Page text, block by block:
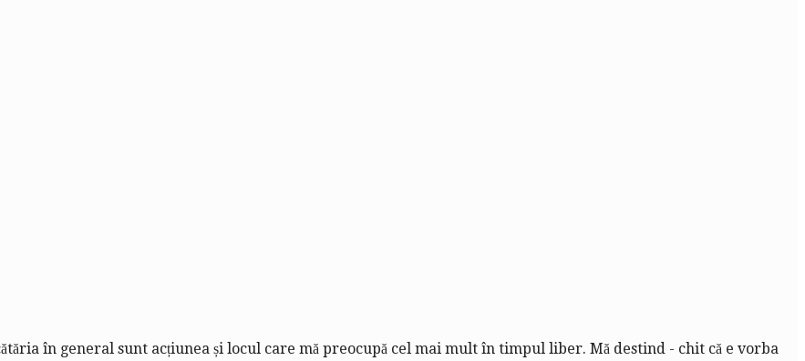
în general sunt acțiunea și locul care mă preocupă cel mai mult în timpul liber. Mă destind - chit că e vorba